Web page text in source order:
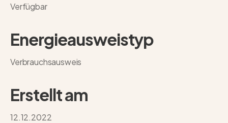
Verfügbar
Energie­ausweistyp
Verbrauchsausweis
Erstellt am
12.12.2022